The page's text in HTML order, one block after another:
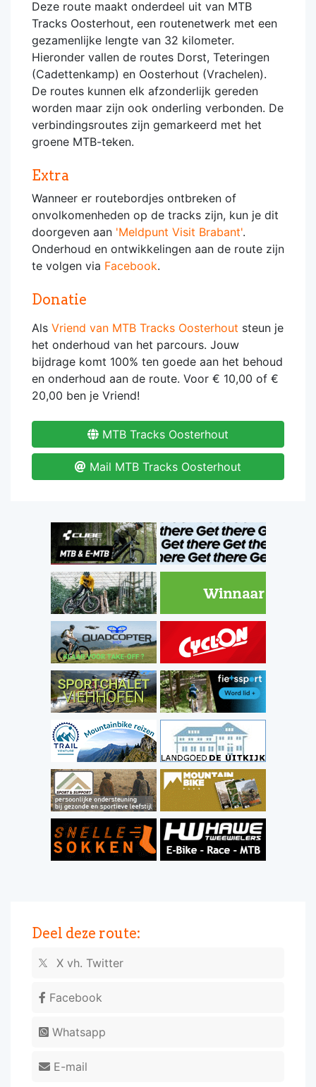
Deze route maakt onderdeel uit van MTB
Tracks Oosterhout, een routenetwerk met een
gezamenlijke lengte van 32 kilometer.
Hieronder vallen de routes Dorst, Teteringen
(Cadettenkamp) en Oosterhout (Vrachelen).
De routes kunnen elk afzonderlijk gereden
worden maar zijn ook onderling verbonden. De
verbindingsroutes zijn gemarkeerd met het
groene MTB-teken.
Extra
Wanneer er routebordjes ontbreken of
onvolkomenheden op de tracks zijn, kun je dit
doorgeven aan 'Meldpunt Visit Brabant'.
Onderhoud en ontwikkelingen aan de route zijn
te volgen via Facebook.
Donatie
Als Vriend van MTB Tracks Oosterhout steun je
het onderhoud van het parcours. Jouw
bijdrage komt 100% ten goede aan het behoud
en onderhoud aan de route. Voor € 10,00 of €
20,00 ben je Vriend!
MTB Tracks Oosterhout
Mail MTB Tracks Oosterhout
Deel deze route:
X vh. Twitter
Facebook
Whatsapp
E-mail